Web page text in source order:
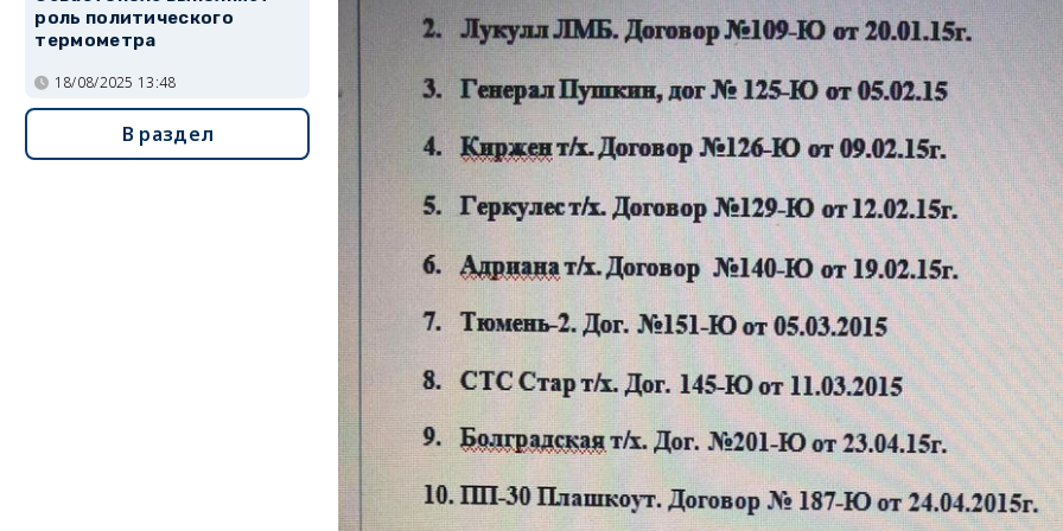
роль политического
термометра
18/08/2025 13:48
В раздел